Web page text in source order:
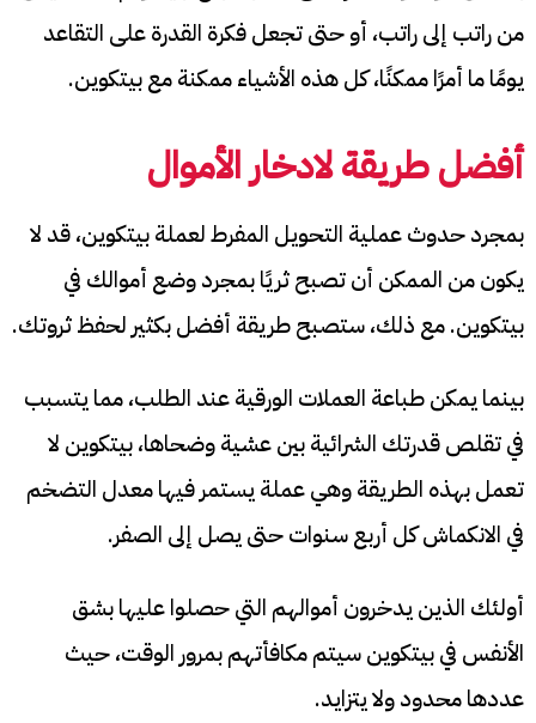
من راتب إلى راتب، أو حتى تجعل فكرة القدرة على التقاعد
يومًا ما أمرًا ممكنًا، كل هذه الأشياء ممكنة مع بيتكوين.
أفضل طريقة لادخار الأموال
بمجرد حدوث عملية التحويل المفرط لعملة بيتكوين، قد لا
يكون من الممكن أن تصبح ثريًا بمجرد وضع أموالك في
بيتكوين. مع ذلك، ستصبح طريقة أفضل بكثير لحفظ ثروتك.
بينما يمكن طباعة العملات الورقية عند الطلب، مما يتسبب
في تقلص قدرتك الشرائية بين عشية وضحاها، بيتكوين لا
تعمل بهذه الطريقة وهي عملة يستمر فيها معدل التضخم
في الانكماش كل أربع سنوات حتى يصل إلى الصفر.
أولئك الذين يدخرون أموالهم التي حصلوا عليها بشق
الأنفس في بيتكوين سيتم مكافأتهم بمرور الوقت، حيث
عددها محدود ولا يتزايد.